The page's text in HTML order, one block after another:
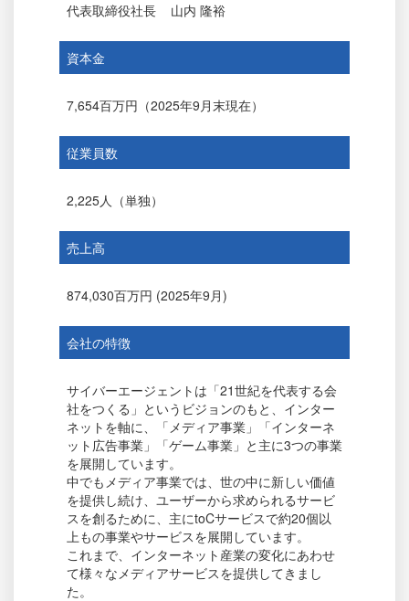
代表取締役社長 山内 隆裕
資本金
7,654百万円（2025年9月末現在）
従業員数
2,225人（単独）
売上高
874,030百万円 (2025年9月)
会社の特徴
サイバーエージェントは「21世紀を代表する会
社をつくる」というビジョンのもと、インター
ネットを軸に、「メディア事業」「インターネ
ット広告事業」「ゲーム事業」と主に3つの事業
を展開しています。
中でもメディア事業では、世の中に新しい価値
を提供し続け、ユーザーから求められるサービ
スを創るために、主にtoCサービスで約20個以
上もの事業やサービスを展開しています。
これまで、インターネット産業の変化にあわせ
て様々なメディアサービスを提供してきまし
た。